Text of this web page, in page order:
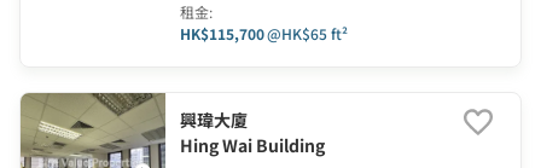
租金:
HK$115,700@HK$65 ft²
興瑋大廈
Hing Wai Building